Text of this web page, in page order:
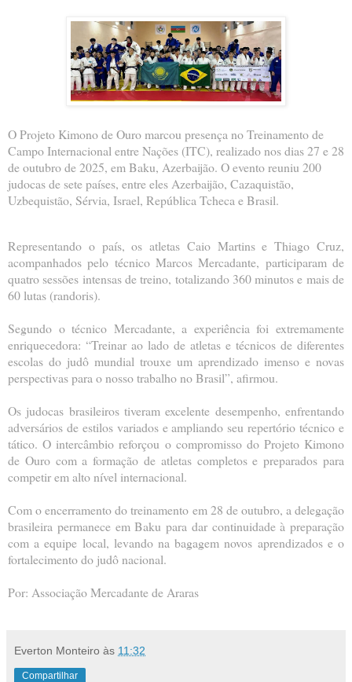
O Projeto Kimono de Ouro marcou presença no Treinamento de
Campo Internacional entre Nações (ITC), realizado nos dias 27 e 28
de outubro de 2025, em Baku, Azerbaijão. O evento reuniu 200
judocas de sete países, entre eles Azerbaijão, Cazaquistão,
Uzbequistão, Sérvia, Israel, República Tcheca e Brasil.
Representando o país, os atletas Caio Martins e Thiago Cruz,
acompanhados pelo técnico Marcos Mercadante, participaram de
quatro sessões intensas de treino, totalizando 360 minutos e mais de
60 lutas (randoris).
Segundo o técnico Mercadante, a experiência foi extremamente
enriquecedora: “Treinar ao lado de atletas e técnicos de diferentes
escolas do judô mundial trouxe um aprendizado imenso e novas
perspectivas para o nosso trabalho no Brasil”, afirmou.
Os judocas brasileiros tiveram excelente desempenho, enfrentando
adversários de estilos variados e ampliando seu repertório técnico e
tático. O intercâmbio reforçou o compromisso do Projeto Kimono
de Ouro com a formação de atletas completos e preparados para
competir em alto nível internacional.
Com o encerramento do treinamento em 28 de outubro, a delegação
brasileira permanece em Baku para dar continuidade à preparação
com a equipe local, levando na bagagem novos aprendizados e o
fortalecimento do judô nacional.
Por: Associação Mercadante de Araras
Everton Monteiro às 11:32
Compartilhar